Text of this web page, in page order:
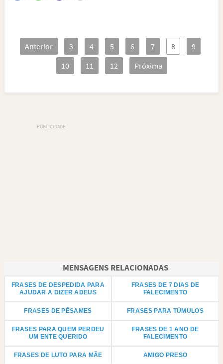
Anterior 3 4 5 6 7 8
9
10
11 12 Próxima
MENSAGENS RELACIONADAS
FRASES DE DESPEDIDA PARA
AJUDAR A DIZER ADEUS
FRASES DE 7 DIAS DE
FALECIMENTO
FRASES DE PÊSAMES FRASES PARA TÚMULOS
FRASES PARA QUEM PERDEU
UM ENTE QUERIDO
FRASES DE 1 ANO DE
FALECIMENTO
FRASES DE LUTO PARA MÃE AMIGO PRESO